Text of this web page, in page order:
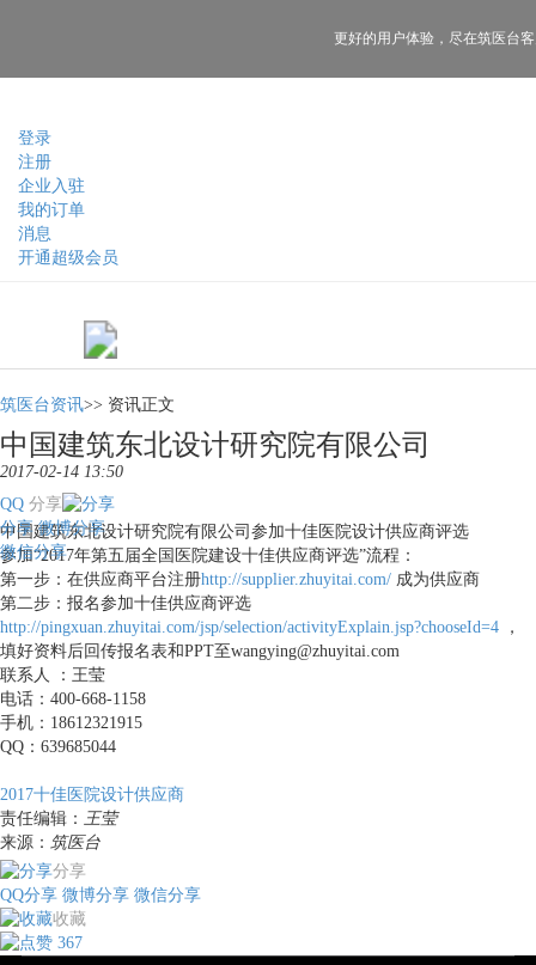
登录
注册
企业入驻
我的订单
消息
开通超级会员
更好的用户体验， 尽在筑医台
筑医台资讯>> 资讯正文
中国建筑东北设计研究院有限公司
2017-02-14 13:50
分享
QQ
分享 微博分享
微信分享
中国建筑东北设计研究院有限公司参加十佳医院设计供应商评选
参加“2017年第五届全国医院建设十佳供应商评选”流程：
第一步：在供应商平台注册http://supplier.zhuyitai.com/ 成为供应商
第二步：报名参加十佳供应商评选
http://pingxuan.zhuyitai.com/jsp/selection/activityExplain.jsp?chooseId=4
，
填好资料后回传报名表和PPT至wangying@zhuyitai.com
联系人 ：王莹
电话：400-668-1158
手机：18612321915
QQ：639685044
2017十佳医院设计供应商
责任编辑： 王莹
来源： 筑医台
分享
QQ分享 微博分享 微信分享
收藏
367